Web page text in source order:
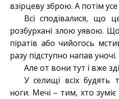
взірцеву зброю. А потім
Всі сподівалися, що
розбурхані злою уявою.
піратів або чийогось
разу підступно напав уночі.
Але от вони тут і вже
У селищі всіх будять
ноги. Мечі – тим, хто